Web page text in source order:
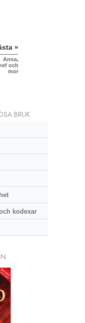
»
Anna,
och
mor
BRUK
kodexar